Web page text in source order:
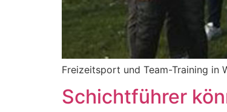
Freizeitsport und Team-Training in
Schichtführer